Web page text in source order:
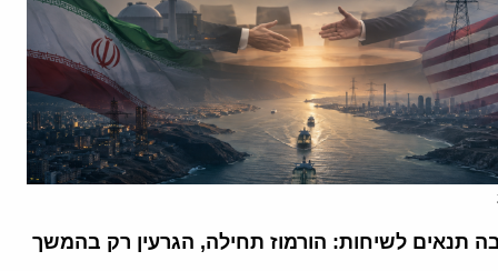
תנאים לשיחות: הורמוז תחילה, הגרעין רק בהמשך